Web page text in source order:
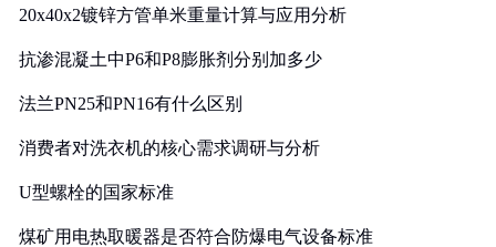
20x40x2镀锌方管单米重量计算与应用分析
抗渗混凝土中P6和P8膨胀剂分别加多少
法兰PN25和PN16有什么区别
消费者对洗衣机的核心需求调研与分析
U型螺栓的国家标准
煤矿用电热取暖器是否符合防爆电气设备标准